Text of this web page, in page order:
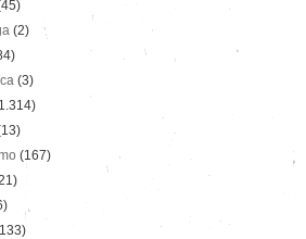
(2)
(3)
(167)